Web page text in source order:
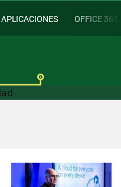
APLICACIONES OFFICE 365